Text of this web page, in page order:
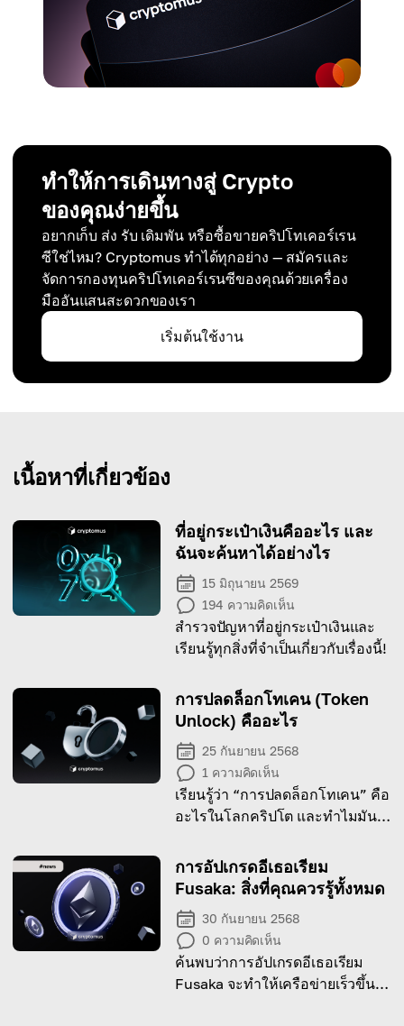
ทำให้การเดินทางสู่ Crypto
ของคุณง่ายขึ้น
อยากเก็บ ส่ง รับ เดิมพัน หรือซื้อขายคริปโทเคอร์เรน
ซีใช่ไหม? Cryptomus ทำได้ทุกอย่าง — สมัครและ
จัดการกองทุนคริปโทเคอร์เรนซีของคุณด้วยเครื่อง
มืออันแสนสะดวกของเรา
เริ่มต้นใช้งาน
เนื้อหาที่เกี่ยวข้อง
ที่อยู่กระเป๋าเงินคืออะไร และ
ฉันจะค้นหาได้อย่างไร
15 มิถุนายน 2569
194 ความคิดเห็น
สำรวจปัญหาที่อยู่กระเป๋าเงินและ
เรียนรู้ทุกสิ่งที่จำเป็นเกี่ยวกับเรื่องนี้!
การปลดล็อกโทเคน (Token
Unlock) คืออะไร
25 กันยายน 2568
1 ความคิดเห็น
เรียนรู้ว่า “การปลดล็อกโทเคน” คือ
อะไรในโลกคริปโต และทำไมมัน
ของตลาด
การอัปเกรดอีเธอเรียม
Fusaka: สิ่งที่คุณควรรู้ทั้งหมด
30 กันยายน 2568
0 ความคิดเห็น
ค้นพบว่าการอัปเกรดอีเธอเรียม
Fusaka จะทำให้เครือข่ายเร็วขึ้น